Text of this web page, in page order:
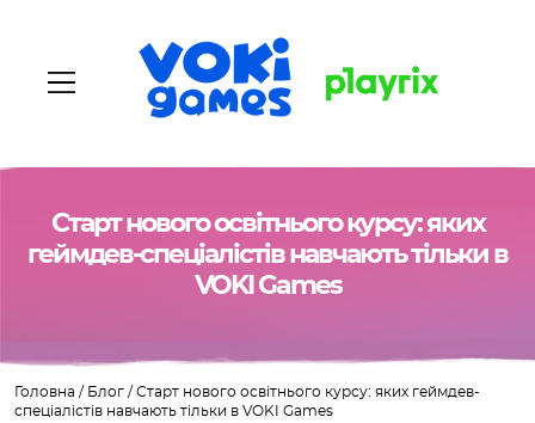
Головна
Вакансії
Старт нового освітнього курсу: яких
геймдев-спеціалістів навчають тільки в
VOKI Games
Головна / Блог / Старт нового освітнього курсу: яких геймдев-
спеціалістів навчають тільки в VOKI Games